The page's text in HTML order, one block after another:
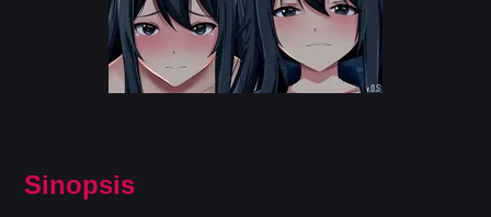
Sinopsis